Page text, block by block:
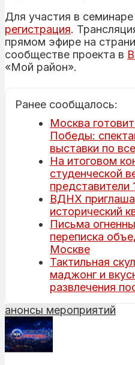
Для участия в
регистрация.
прямом эфире на
сообществе проекта в
«Мой район».
Ранее сообщалось:
Москва
Победы:
выставки по
На итоговом
студенческой
представители
ВДНХ
исторический
Письма
переписка
Москве
Тактильная
маджонг и
развлечения
анонсы мероприятий